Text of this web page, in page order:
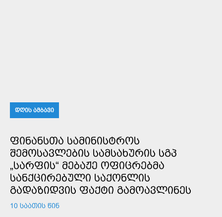
ᲓᲦᲘᲡ ᲐᲛᲑᲐᲕᲘ
ᲤᲘᲜᲐᲜᲡᲗᲐ ᲡᲐᲛᲘᲜᲘᲡᲢᲠᲝᲡ
ᲨᲔᲛᲝᲡᲐᲕᲚᲔᲑᲘᲡ ᲡᲐᲛᲡᲐᲮᲣᲠᲘᲡ ᲡᲒᲞ
„ᲡᲐᲠᲤᲘᲡ“ ᲛᲔᲑᲐᲟᲔ ᲝᲤᲘᲪᲠᲔᲑᲛᲐ
ᲡᲐᲜᲥᲪᲘᲠᲔᲑᲣᲚᲘ ᲡᲐᲥᲝᲜᲚᲘᲡ
ᲒᲐᲓᲐᲖᲘᲓᲕᲘᲡ ᲤᲐᲥᲢᲘ ᲒᲐᲛᲝᲐᲕᲚᲘᲜᲔᲡ
10 ᲡᲐᲐᲗᲘᲡ ᲬᲘᲜ